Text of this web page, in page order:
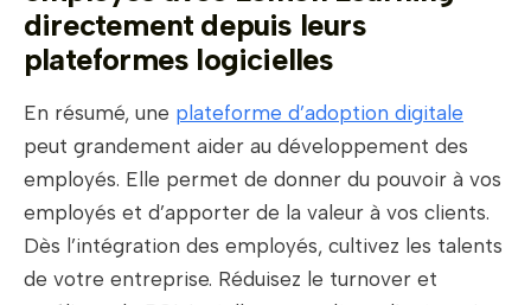
directement depuis leurs
plateformes logicielles
En résumé, une plateforme d’adoption digitale
peut grandement aider au développement des
employés. Elle permet de donner du pouvoir à vos
employés et d’apporter de la valeur à vos clients.
Dès l’intégration des employés, cultivez les talents
de votre entreprise. Réduisez le turnover et